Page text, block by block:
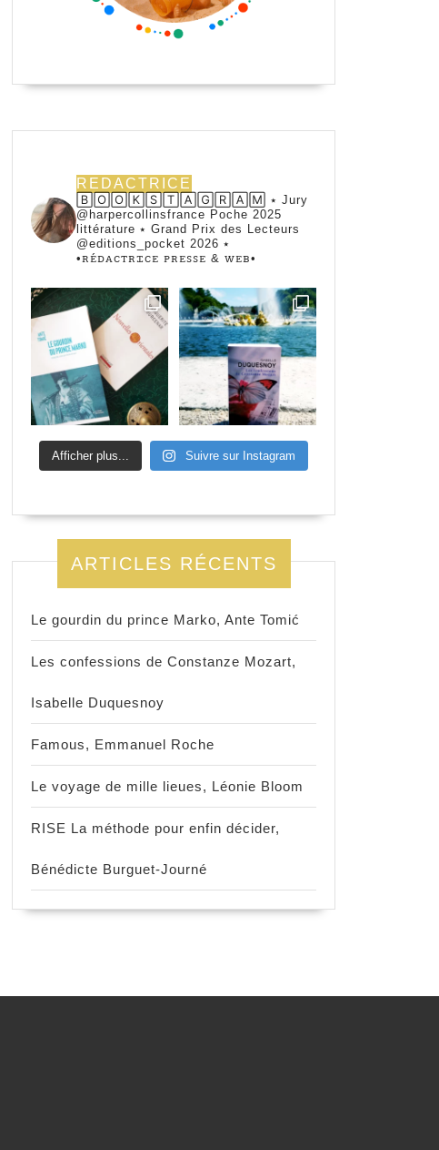
REDACTRICE
🄱🄾🄾🄺🅂🅃🄰🄶🅁🄰🄼 ⭑ Jury
@harpercollinsfrance Poche 2025
littérature ⭑ Grand Prix des Lecteurs
@editions_pocket 2026 ⭑
•ꭱꭼ́ꭰꭺꮯꭲꭱꮖꮯꭼ ꮲꭱꭼꮪꮪꭼ & ꮃꭼᏼ•
Afficher plus... Suivre sur Instagram
ARTICLES RÉCENTS
Le gourdin du prince Marko, Ante Tomić
Les confessions de Constanze Mozart,
Isabelle Duquesnoy
Famous, Emmanuel Roche
Le voyage de mille lieues, Léonie Bloom
RISE La méthode pour enfin décider,
Bénédicte Burguet-Journé